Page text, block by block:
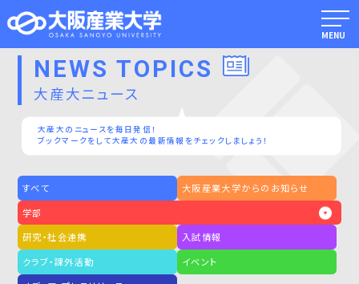
MENU
NEWS TOPICS
大産大ニュース
大産大のニュースを毎日発信！
ブックマークをして大産大の最新情報をチェックしましょう！
すべて
大阪産業大学からのお知らせ
学部
研究・社会連携
入試情報
クラブ・課外活動
イベント